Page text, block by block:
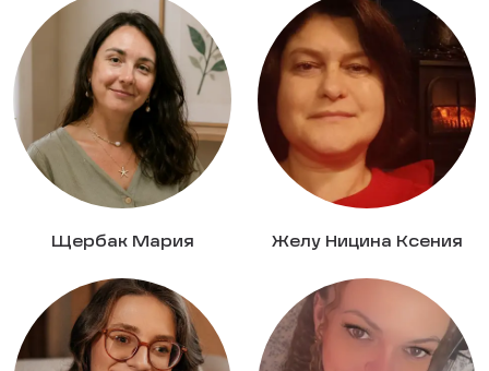
Щербак Мария Желу Ницина Ксения